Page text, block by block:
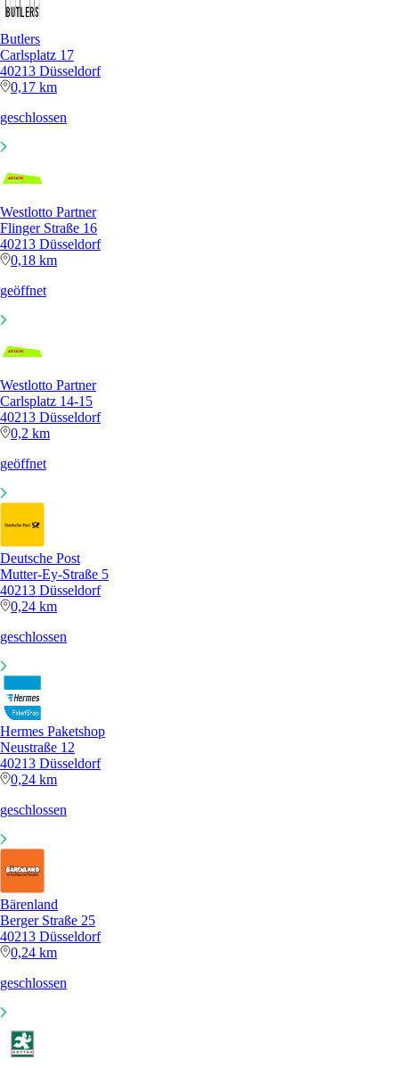
Butlers
Carlsplatz 17
40213 Düsseldorf
0,17 km
geschlossen
Westlotto Partner
Flinger Straße 16
40213 Düsseldorf
0,18 km
geöffnet
Westlotto Partner
Carlsplatz 14-15
40213 Düsseldorf
0,2 km
geöffnet
Deutsche Post
Mutter-Ey-Straße 5
40213 Düsseldorf
0,24 km
geschlossen
Hermes Paketshop
Neustraße 12
40213 Düsseldorf
0,24 km
geschlossen
Bärenland
Berger Straße 25
40213 Düsseldorf
0,24 km
geschlossen